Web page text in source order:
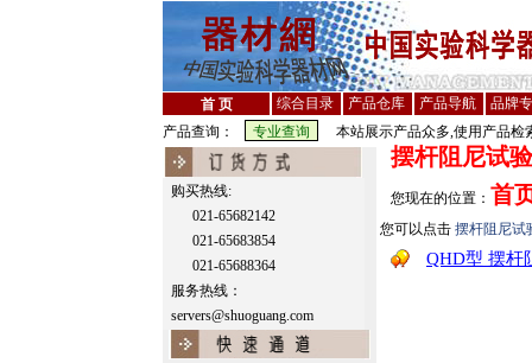
首 页 综合目录 产品仓库 产品导航
品牌
产品查询：
本站展示产品众多,使用产品检
购买热线:
021-65682142
021-65683854
021-65688364
服务热线：
servers@shuoguang.com
摆杆阻尼试
您现在的位置： 首
您可以点击 摆杆阻尼试
QHD型 摆杆